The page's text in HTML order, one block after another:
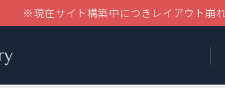
※現在サイト構築中につきレイアウト崩